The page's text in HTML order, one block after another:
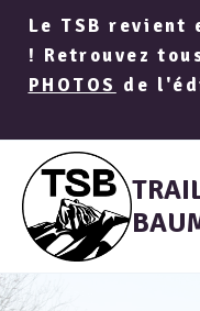
Aller
contenu
Le TSB revient
! Retrouvez
PHOTOS de